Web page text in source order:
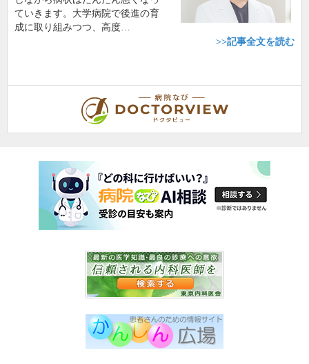
ていきます。大学病院で後進の育
成に取り組みつつ、高度…
>>記事全文を読む